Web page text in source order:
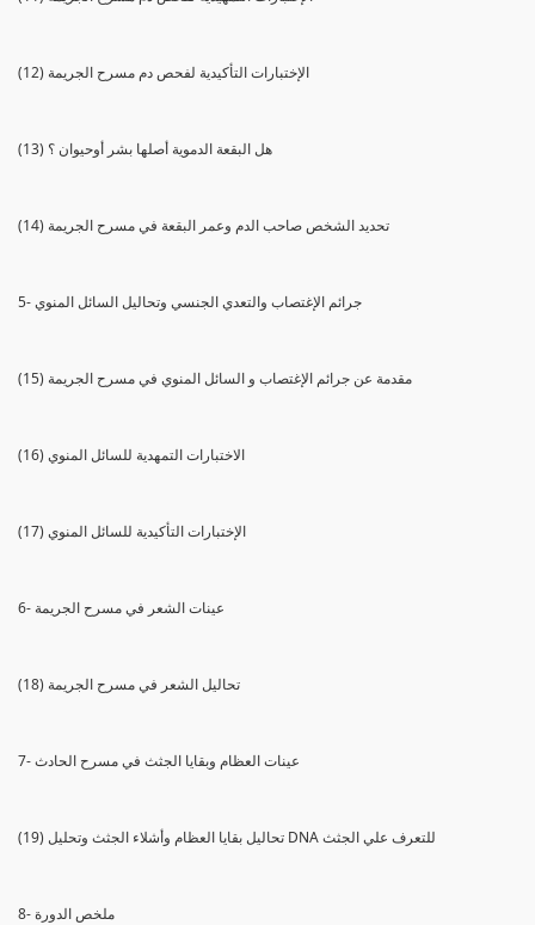
(12) الإختبارات التأكيدية لفحص دم مسرح الجريمة
(13) هل البقعة الدموية أصلها بشر أوحيوان ؟
(14) تحديد الشخص صاحب الدم وعمر البقعة في مسرح الجريمة
5- جرائم الإغتصاب والتعدي الجنسي وتحاليل السائل المنوي
(15) مقدمة عن جرائم الإغتصاب و السائل المنوي في مسرح الجريمة
(16) الاختبارات التمهدية للسائل المنوي
(17) الإختبارات التأكيدية للسائل المنوي
6- عينات الشعر في مسرح الجريمة
(18) تحاليل الشعر في مسرح الجريمة
7- عينات العظام وبقايا الجثث في مسرح الحادث
(19) تحاليل بقايا العظام وأشلاء الجثث وتحليل DNA للتعرف علي الجثث
8- ملخص الدورة